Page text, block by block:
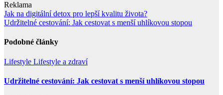
Reklama
Navigace
pro
příspěvek
Jak na digitální detox pro lepší kvalitu života?
Udržitelné cestování: Jak cestovat s menší uhlíkovou stopou
Podobné články
Lifestyle Lifestyle a zdraví
Udržitelné cestování: Jak cestovat s menší uhlíkovou stopou